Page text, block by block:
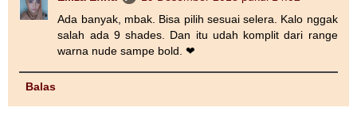
Ada banyak, mbak. Bisa pilih sesuai selera. Kalo nggak
salah ada 9 shades. Dan itu udah komplit dari range
warna nude sampe bold. ❤
Balas